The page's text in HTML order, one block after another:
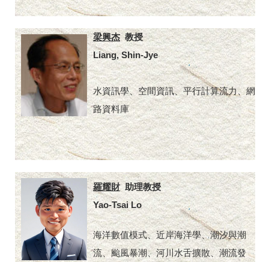
梁興杰教授
Liang, Shin-Jye
水資訊學、空間資訊、平行計算流力、網
路資料庫
羅耀財助理教授
Yao-Tsai Lo
海洋數值模式、近岸海洋學、潮汐與潮
流、颱風暴潮、河川水舌擴散、潮流發